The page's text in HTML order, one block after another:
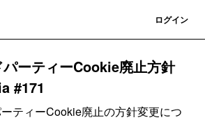
ログイン
ーティーCookie廃止方針
#171
ティーCookie廃止の方針変更につ